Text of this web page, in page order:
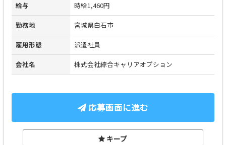
給与 時給1,460円
勤務地 宮城県白石市
雇用形態 派遣社員
会社名 株式会社綜合キャリアオプション
応募画面に進む
キープ